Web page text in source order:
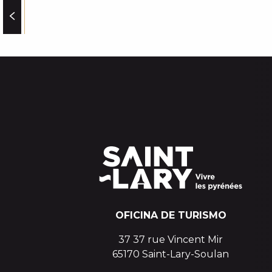
ALTISERVICE REMONTEES MECANIQUES
OFICINA DE TURISMO
37 37 rue Vincent Mir
65170 Saint-Lary-Soulan